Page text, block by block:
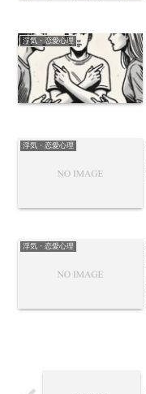
浮気・恋愛心理
浮気・恋愛心理
浮気・恋愛心理